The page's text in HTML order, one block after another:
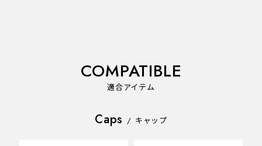
COMPATIBLE
適合アイテム
Caps / キャップ